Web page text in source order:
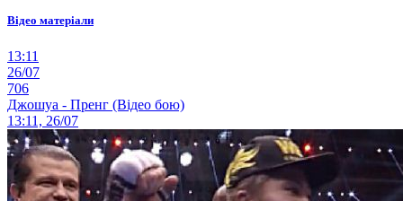
Відео матеріали
13:11
26/07
706
Джошуа - Пренг (Відео бою)
13:11, 26/07